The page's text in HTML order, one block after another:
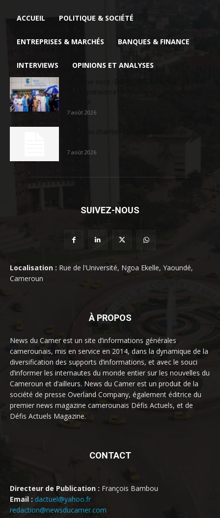
ACCUEIL POLITIQUE & SOCIÉTÉ
ENTREPRISES & MARCHÉS BANQUES & FINANCE
INTERVIEWS OPINIONS ET ANALYSES
7 août 2026
7 août 2026
SUIVEZ-NOUS
Localisation : Rue de l'Université, Ngoa Ekelle, Yaoundé,
Cameroun
À PROPOS
News du Camer est un site d’informations générales
camerounais, mis en service en 2014, dans la dynamique de la
diversification des supports d’informations, et avec le souci
d’informer les internautes du monde entier sur les nouvelles du
Cameroun et d’ailleurs. News du Camer est un produit de la
société de presse Overland Company, également éditrice du
premier news magazine camerounais Défis Actuels, et de
Défis Actuels Magazine.
CONTACT
Directeur de Publication : François Bambou
Email : dactuel@yahoo.fr
redaction@newsducamer.com